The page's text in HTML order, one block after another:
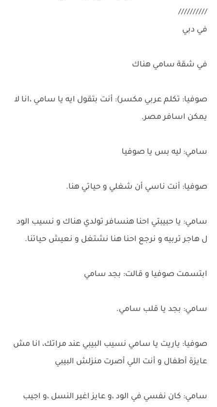
//////////
في دبي
في شقة سامي هناك
صوفيا: تكلم عربي مكسر): أنت بتقول ايه يا سامي ،انا لا
يمكن اسافر مصر.
سامي: ليه بس يا صوفيا
صوفيا: أنت ناسي أن شغلي و حياتي هنا.
سامي: يا حبيبتي احنا هنسافر تولدي هناك و نسيب الود
ل هاجر تربيه و نرجع احنا هنا نشتغل و نعيش حياتنا.
ابتسمت صوفيا و قالت: بجد سامي
سامي: بجد يا قلب سامي.
صوفيا: ياريت يا سامي نسيب البيبي عند مراتك، انا مش
عايزة أطفال و أنت اللي أصرت منزلش البيبي
سامي: كان نفسي في الود ،و عايز اغير النسل ،و اجيب